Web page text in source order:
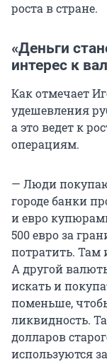
роста в стране.
«Деньги
интерес к
Как отмечает
удешевления
а это ведет к
операциям.
— Люди
городе банки
и евро
500 евро за
потратить. Там
А другой
искать и
поменьше,
ликвидность.
долларов
используются